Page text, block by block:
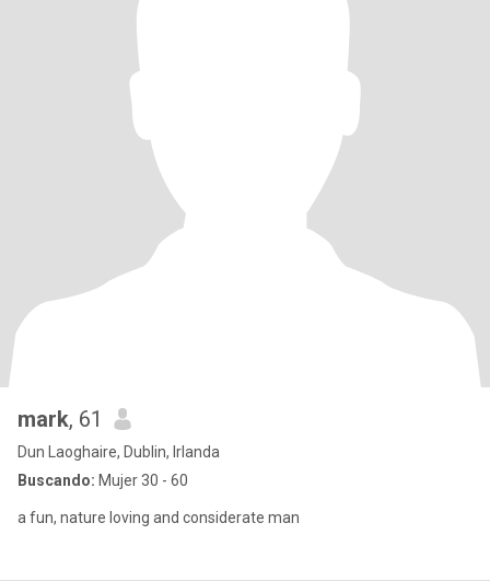
mark, 61
Dun Laoghaire, Dublin, Irlanda
Buscando: Mujer 30 - 60
a fun, nature loving and considerate man